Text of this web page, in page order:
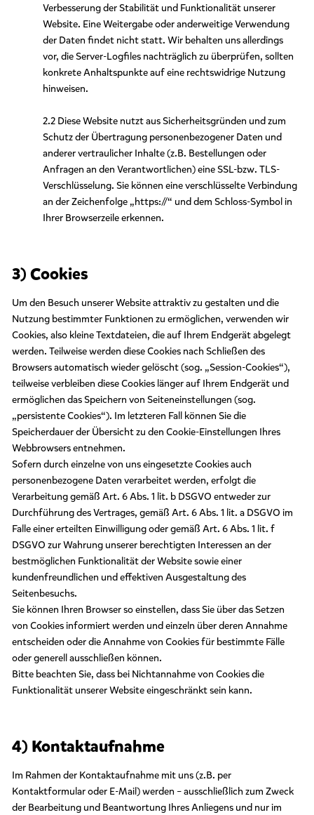
Verbesserung der Stabilität und Funktionalität unserer
Website. Eine Weitergabe oder anderweitige Verwendung
der Daten findet nicht statt. Wir behalten uns allerdings
vor, die Server-Logfiles nachträglich zu überprüfen, sollten
konkrete Anhaltspunkte auf eine rechtswidrige Nutzung
hinweisen.
2.2 Diese Website nutzt aus Sicherheitsgründen und zum
Schutz der Übertragung personenbezogener Daten und
anderer vertraulicher Inhalte (z.B. Bestellungen oder
Anfragen an den Verantwortlichen) eine SSL-bzw. TLS-
Verschlüsselung. Sie können eine verschlüsselte Verbindung
an der Zeichenfolge „https://“ und dem Schloss-Symbol in
Ihrer Browserzeile erkennen.
3) Cookies
Um den Besuch unserer Website attraktiv zu gestalten und die
Nutzung bestimmter Funktionen zu ermöglichen, verwenden wir
Cookies, also kleine Textdateien, die auf Ihrem Endgerät abgelegt
werden. Teilweise werden diese Cookies nach Schließen des
Browsers automatisch wieder gelöscht (sog. „Session-Cookies“),
teilweise verbleiben diese Cookies länger auf Ihrem Endgerät und
ermöglichen das Speichern von Seiteneinstellungen (sog.
„persistente Cookies“). Im letzteren Fall können Sie die
Speicherdauer der Übersicht zu den Cookie-Einstellungen Ihres
Webbrowsers entnehmen.
Sofern durch einzelne von uns eingesetzte Cookies auch
personenbezogene Daten verarbeitet werden, erfolgt die
Verarbeitung gemäß Art. 6 Abs. 1 lit. b DSGVO entweder zur
Durchführung des Vertrages, gemäß Art. 6 Abs. 1 lit. a DSGVO im
Falle einer erteilten Einwilligung oder gemäß Art. 6 Abs. 1 lit. f
DSGVO zur Wahrung unserer berechtigten Interessen an der
bestmöglichen Funktionalität der Website sowie einer
kundenfreundlichen und effektiven Ausgestaltung des
Seitenbesuchs.
Sie können Ihren Browser so einstellen, dass Sie über das Setzen
von Cookies informiert werden und einzeln über deren Annahme
entscheiden oder die Annahme von Cookies für bestimmte Fälle
oder generell ausschließen können.
Bitte beachten Sie, dass bei Nichtannahme von Cookies die
Funktionalität unserer Website eingeschränkt sein kann.
4) Kontaktaufnahme
Im Rahmen der Kontaktaufnahme mit uns (z.B. per
Kontaktformular oder E-Mail) werden – ausschließlich zum Zweck
der Bearbeitung und Beantwortung Ihres Anliegens und nur im